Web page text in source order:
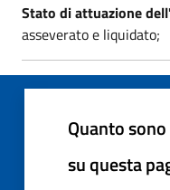
Stato di attuazione
asseverato e liquidato;
Quanto
su questa